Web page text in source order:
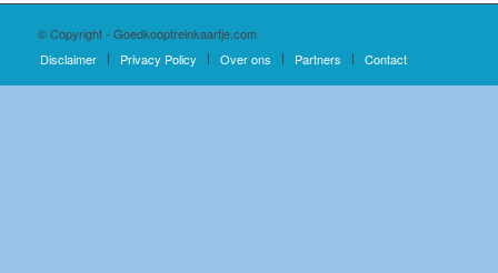
© Copyright - Goedkooptreinkaartje.com
Disclaimer
Privacy Policy Over ons Partners Contact